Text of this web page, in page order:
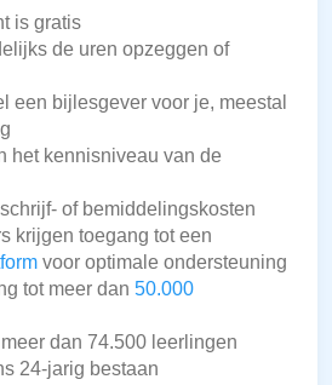
is gratis
de uren opzeggen of
een bijlesgever voor je, meestal
het kennisniveau van de
of bemiddelingskosten
krijgen toegang tot een
voor optimale ondersteuning
tot meer dan 50.000
dan 74.500 leerlingen
24-jarig bestaan